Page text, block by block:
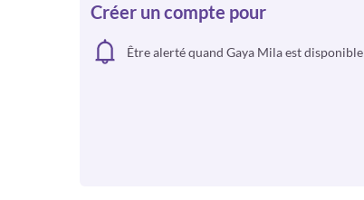
Créer un compte pour
Être alerté quand Gaya Mila est disponible